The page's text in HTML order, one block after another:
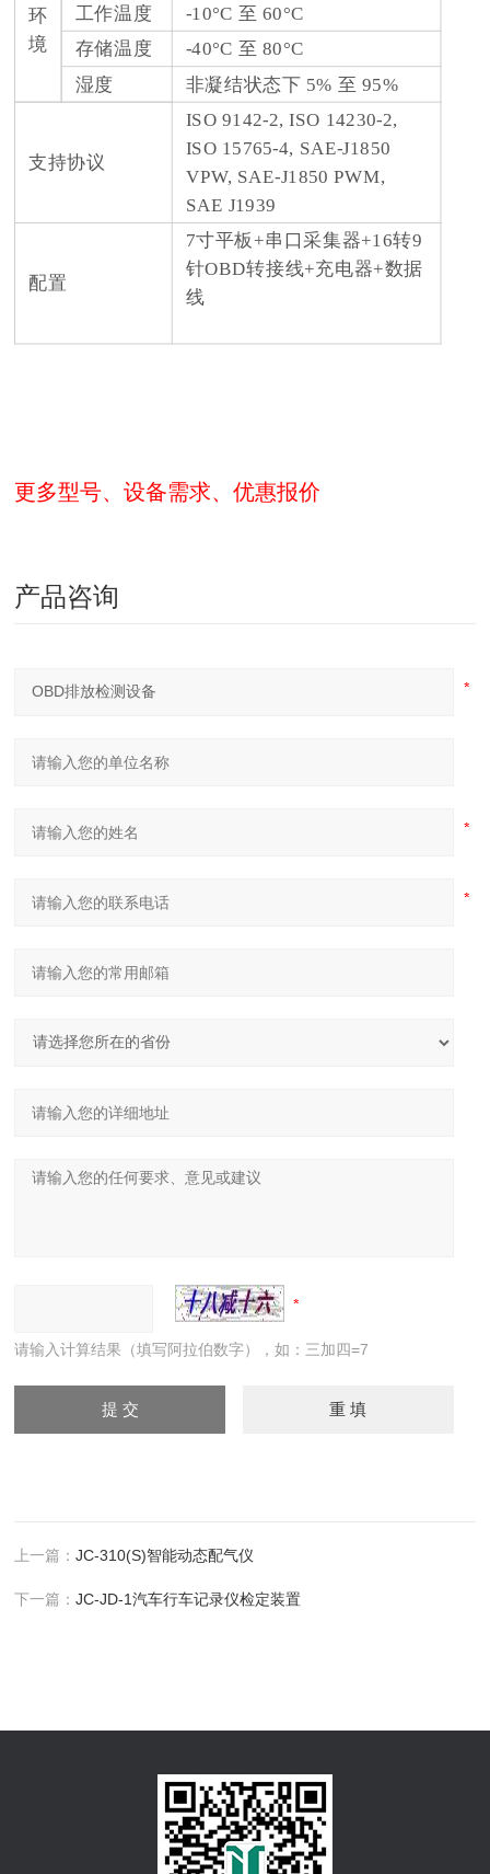
环
境
工作温度
-10°C 至 60°C
存储温度
-40°C 至 80°C
湿度
非凝结状态下 5% 至 95%
支持协议
ISO 9142-2, ISO 14230-2,
ISO 15765-4, SAE-J1850
VPW, SAE-J1850 PWM,
SAE J1939
配置
7寸平板+串口采集器+16转9
针OBD转接线+充电器+数据
线
更多型号、设备需求、优惠报价
产品咨询
请输入计算结果（填写阿拉伯数字），如：三加四=7
上一篇：JC-310(S)智能动态配气仪
下一篇：JC-JD-1汽车行车记录仪检定装置